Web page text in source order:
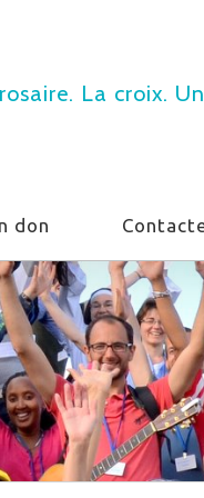
La croix.
don